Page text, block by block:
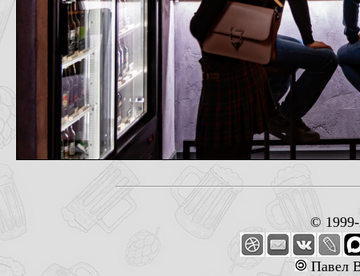
©
Павел